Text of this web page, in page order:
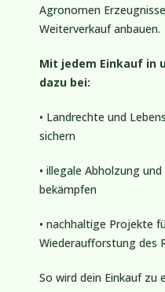
Agronomen
Weiterverkauf anbauen.
Mit jedem Einkauf in
dazu bei:
• Landrechte und
sichern
• illegale Abholzung
bekämpfen
• nachhaltige Projekte
Wiederaufforstung des
So wird dein Einkauf